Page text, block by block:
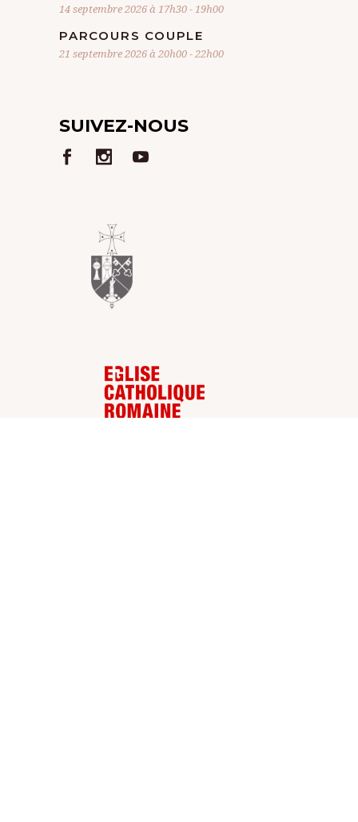
14 septembre 2026 à 17h30-19h00
PARCOURS COUPLE
21 septembre 2026 à 20h00-22h00
SUIVEZ-NOUS